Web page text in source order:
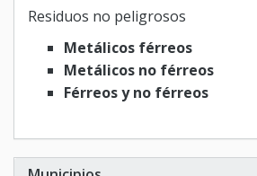
Residuos no peligrosos
Metálicos férreos
Metálicos no férreos
Férreos y no férreos